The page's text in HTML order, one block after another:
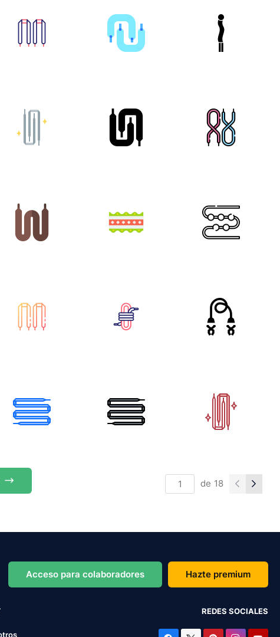
de 18
Acceso para colaboradores Hazte premium
REDES SOCIALES